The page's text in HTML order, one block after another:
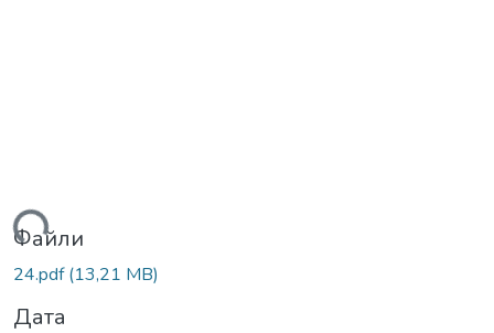
Файли
24.pdf(13,21 MB)
Дата